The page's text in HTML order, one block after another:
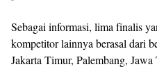
Sebagai informasi, lima finalis
kompetitor lainnya berasal dari
Jakarta Timur, Palembang, Jawa